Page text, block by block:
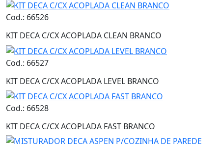
Cod.: 66526
KIT DECA C/CX ACOPLADA CLEAN BRANCO
Cod.: 66527
KIT DECA C/CX ACOPLADA LEVEL BRANCO
Cod.: 66528
KIT DECA C/CX ACOPLADA FAST BRANCO